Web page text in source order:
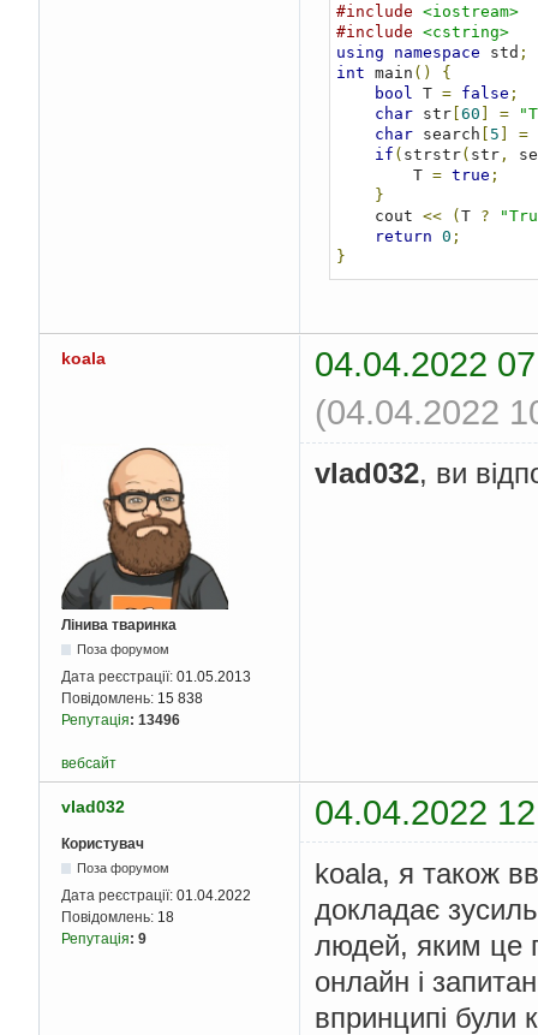
#include <iostream>
#include <cstring>
using
namespace std ;
int main ()
{
bool
T = false ;
char str[60 ] =
char search [ 5 ] =
if ( strstr( str,
        T
= true ;
}
    cout
<< (T ?
return 0 ;
}
koala
04.04.2022
(04.04.2022
Лінива тваринка
Поза форумом
Дата реєстрації: 01.05.2013
Повідомлень: 15 838
Репутація: 13496
vlad032, ви
вебсайт
vlad032 04.04.2022
Користувач
Поза форумом
Дата реєстрації: 01.04.2022
Повідомлень: 18
Репутація: 9
koala, я також
докладає
людей, яким це
онлайн і
впринципі були